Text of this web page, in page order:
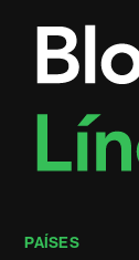
PAÍSES